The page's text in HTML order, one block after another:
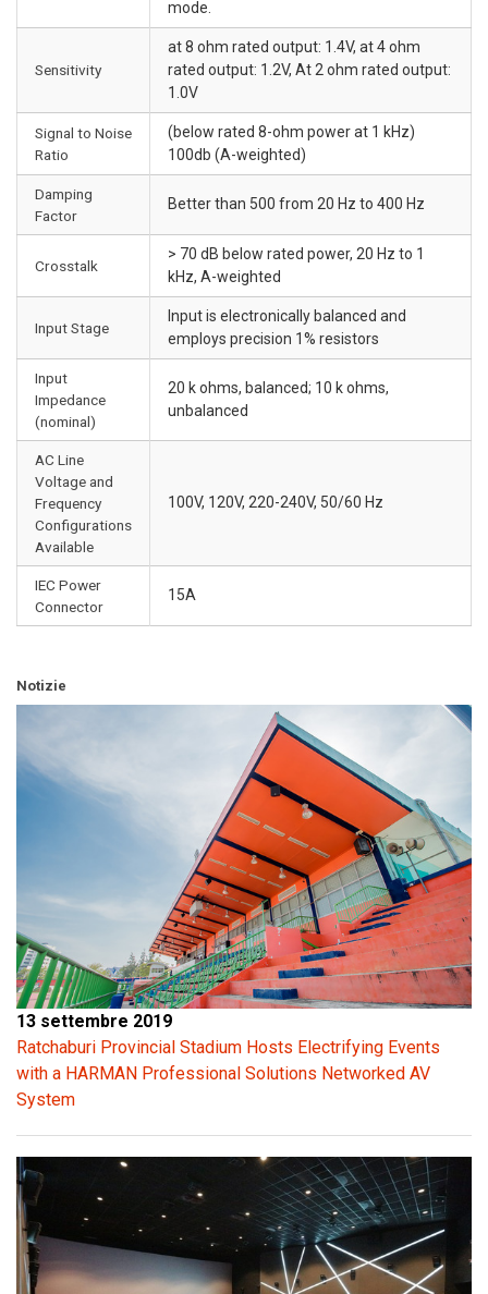
mode.
Sensitivity
at 8 ohm rated output: 1.4V, at 4 ohm
rated output: 1.2V, At 2 ohm rated output:
1.0V
Signal to Noise
Ratio
(below rated 8-ohm power at 1 kHz)
100db (A-weighted)
Damping
Factor
Better than 500 from 20 Hz to 400 Hz
Crosstalk
> 70 dB below rated power, 20 Hz to 1
kHz, A-weighted
Input Stage
Input is electronically balanced and
employs precision 1% resistors
Input
Impedance
(nominal)
20 k ohms, balanced; 10 k ohms,
unbalanced
AC Line
Voltage and
Frequency
Configurations
Available
100V, 120V, 220-240V, 50/60 Hz
IEC Power
Connector
15A
Notizie
13 settembre 2019
Ratchaburi Provincial Stadium Hosts Electrifying Events
with a HARMAN Professional Solutions Networked AV
System